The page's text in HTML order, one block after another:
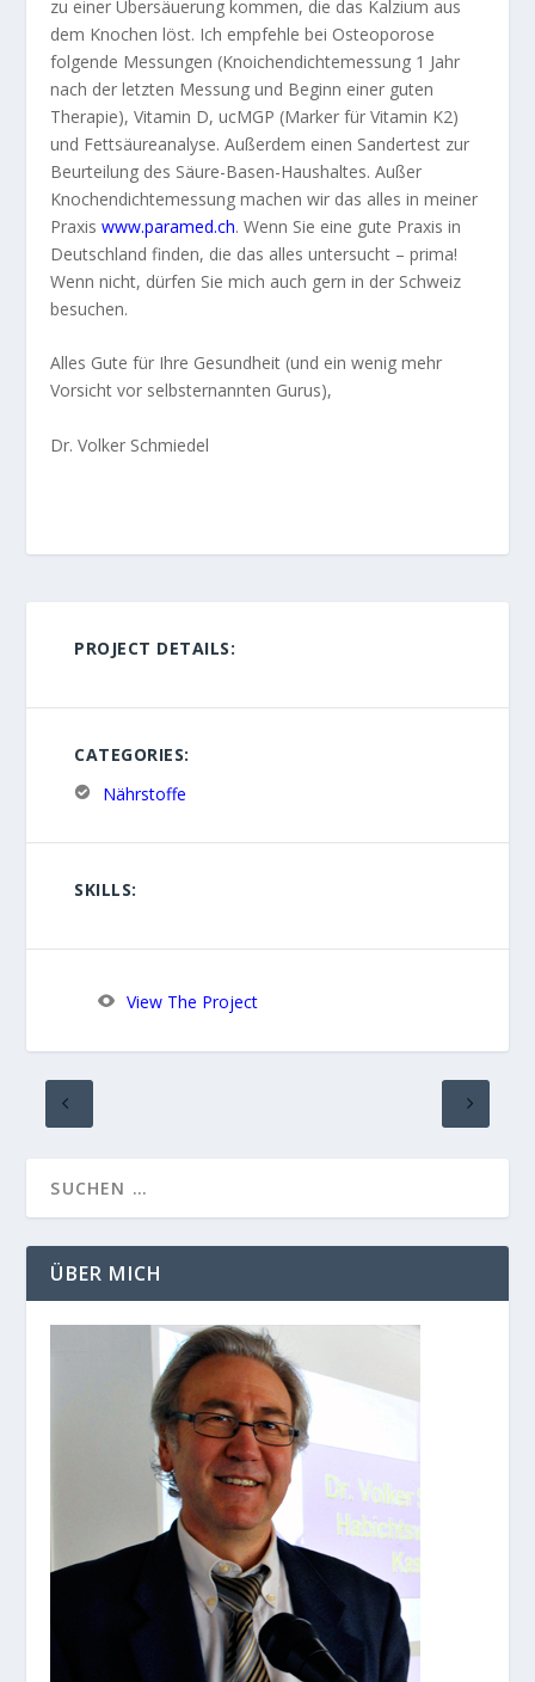
zu einer Übersäuerung kommen, die das Kalzium aus
dem Knochen löst. Ich empfehle bei Osteoporose
folgende Messungen (Knoichendichtemessung 1 Jahr
nach der letzten Messung und Beginn einer guten
Therapie), Vitamin D, ucMGP (Marker für Vitamin K2)
und Fettsäureanalyse. Außerdem einen Sandertest zur
Beurteilung des Säure-Basen-Haushaltes. Außer
Knochendichtemessung machen wir das alles in meiner
Praxiswww.paramed.ch. Wenn Sie eine gute Praxis in
Deutschland finden, die das alles untersucht – prima!
Wenn nicht, dürfen Sie mich auch gern in der Schweiz
besuchen.
Alles Gute für Ihre Gesundheit (und ein wenig mehr
Vorsicht vor selbsternannten Gurus),
Dr. Volker Schmiedel
PROJECT DETAILS:
CATEGORIES:
Nährstoffe
SKILLS:
View The Project
ÜBER MICH